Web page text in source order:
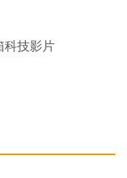
科技影片